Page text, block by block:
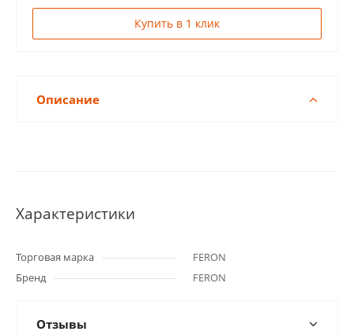
Купить в 1 клик
Описание
Характеристики
Торговая марка
FERON
Бренд
FERON
Отзывы